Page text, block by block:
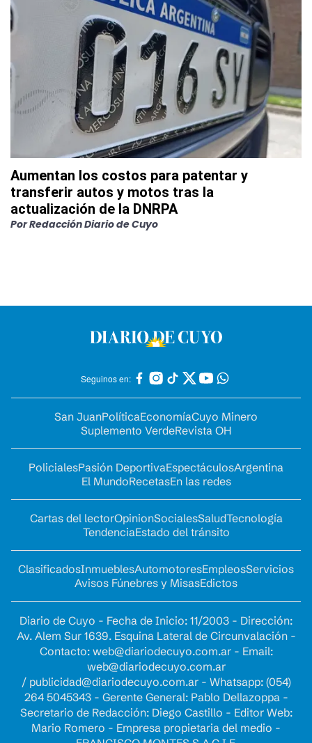
Aumentan los costos para patentar y
transferir autos y motos tras la
actualización de la DNRPA
PorRedacción Diario de Cuyo
Seguinos en:
San JuanPolíticaEconomíaCuyo Minero
Suplemento VerdeRevista OH
PolicialesPasión DeportivaEspectáculosArgentina
El MundoRecetasEn las redes
Cartas del lectorOpinionSocialesSaludTecnología
TendenciaEstado del tránsito
ClasificadosInmueblesAutomotoresEmpleosServicios
Avisos Fúnebres y MisasEdictos
Diario de Cuyo - Fecha de Inicio: 11/2003 - Dirección:
Av. Alem Sur 1639. Esquina Lateral de Circunvalación -
Contacto: web@diariodecuyo.com.ar- Email:
web@diariodecuyo.com.ar
/ publicidad@diariodecuyo.com.ar- Whatsapp: (054)
264 5045343 - Gerente General: Pablo Dellazoppa -
Secretario de Redacción: Diego Castillo - Editor Web:
Mario Romero - Empresa propietaria del medio -